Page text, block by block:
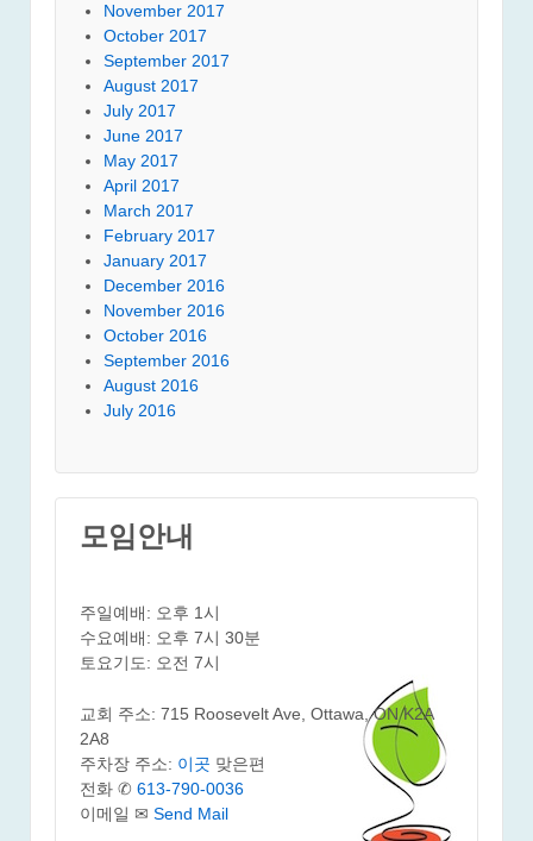
November 2017
October 2017
September 2017
August 2017
July 2017
June 2017
May 2017
April 2017
March 2017
February 2017
January 2017
December 2016
November 2016
October 2016
September 2016
August 2016
July 2016
모임안내
주일예배: 오후 1시
수요예배: 오후 7시 30분
토요기도: 오전 7시
교회 주소: 715 Roosevelt Ave, Ottawa, ON K2A
2A8
주차장 주소: 이곳 맞은편
전화 ✆ 613-790-0036
이메일 ✉ Send Mail